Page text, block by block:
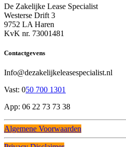
De Zakelijke Lease Specialist
Westerse Drift 3
9752 LA Haren
KvK nr. 73001481
Contactgevens
Info@dezakelijkeleasespecialist.nl
Vast: 050 700 1301
App: 06 22 73 73 38
Algemene Voorwaarden